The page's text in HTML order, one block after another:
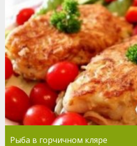
Рыба в горчичном кляре